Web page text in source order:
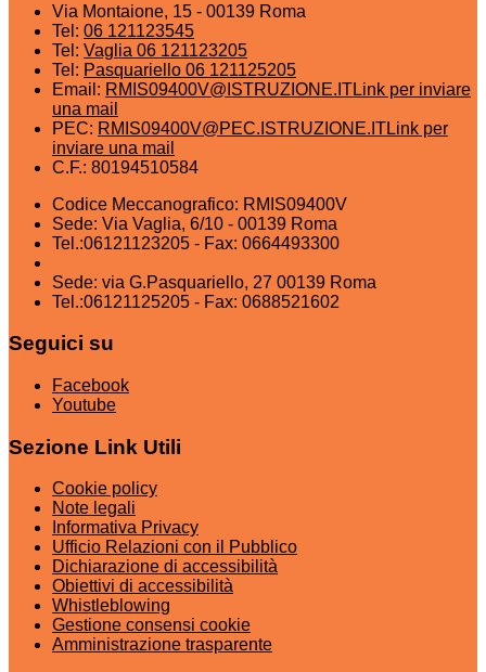
Via Montaione, 15 - 00139 Roma
Tel: 06 121123545
Tel: Vaglia 06 121123205
Tel: Pasquariello 06 121125205
Email: RMIS09400V@ISTRUZIONE.ITLink per inviare
una mail
PEC: RMIS09400V@PEC.ISTRUZIONE.ITLink per
inviare una mail
C.F.: 80194510584
Codice Meccanografico: RMIS09400V
Sede: Via Vaglia, 6/10 - 00139 Roma
Tel.:06121123205 - Fax: 0664493300
Sede: via G.Pasquariello, 27 00139 Roma
Tel.:06121125205 - Fax: 0688521602
Seguici su
Facebook
Youtube
Sezione Link Utili
Cookie policy
Note legali
Informativa Privacy
Ufficio Relazioni con il Pubblico
Dichiarazione di accessibilità
Obiettivi di accessibilità
Whistleblowing
Gestione consensi cookie
Amministrazione trasparente